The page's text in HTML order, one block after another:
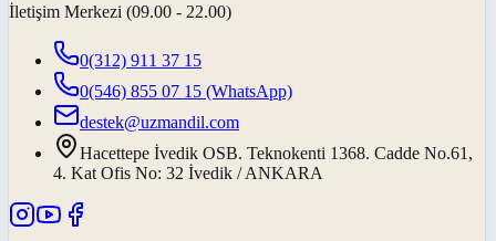
İletişim Merkezi (09.00 - 22.00)
0(312) 911 37 15
0(546) 855 07 15 (WhatsApp)
destek@uzmandil.com
Hacettepe İvedik OSB. Teknokenti 1368. Cadde No.61,
4. Kat Ofis No: 32 İvedik / ANKARA